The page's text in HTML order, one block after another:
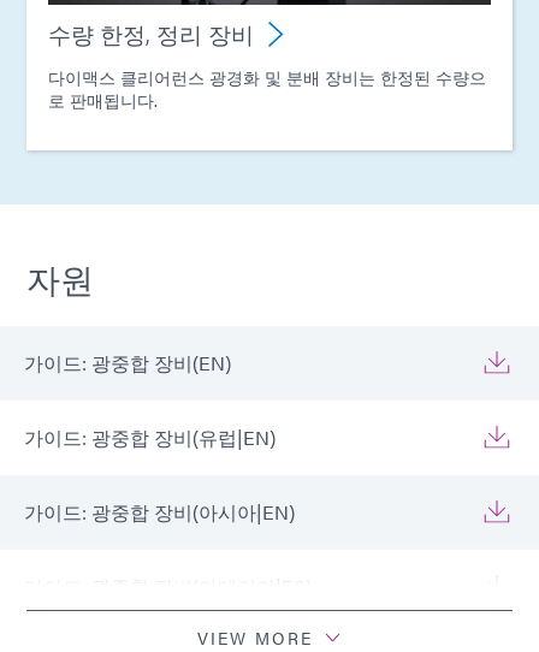
수량 한정, 정리 장비
다이맥스 클리어런스 광경화 및 분배 장비는 한정된 수량으
로 판매됩니다.
자원
가이드: 광중합 장비(EN)
가이드: 광중합 장비(유럽|EN)
가이드: 광중합 장비(아시아|EN)
가이드: 광중합 장비(아메리카|ES)
VIEW MORE